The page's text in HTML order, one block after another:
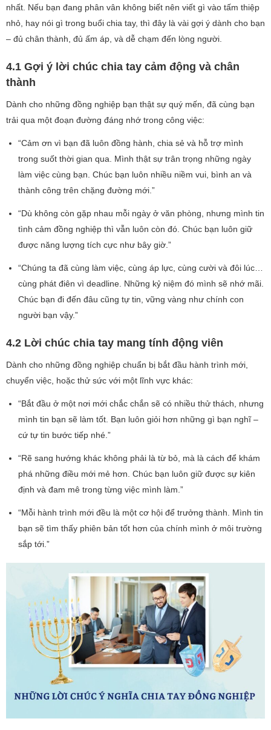
nhất. Nếu bạn đang phân vân không biết nên viết gì vào tấm thiệp
nhỏ, hay nói gì trong buổi chia tay, thì đây là vài gợi ý dành cho bạn
– đủ chân thành, đủ ấm áp, và dễ chạm đến lòng người.
4.1 Gợi ý lời chúc chia tay cảm động và chân
thành
Dành cho những đồng nghiệp bạn thật sự quý mến, đã cùng bạn
trải qua một đoạn đường đáng nhớ trong công việc:
“Cảm ơn vì bạn đã luôn đồng hành, chia sẻ và hỗ trợ mình
trong suốt thời gian qua. Mình thật sự trân trọng những ngày
làm việc cùng bạn. Chúc bạn luôn nhiều niềm vui, bình an và
thành công trên chặng đường mới.”
“Dù không còn gặp nhau mỗi ngày ở văn phòng, nhưng mình tin
tình cảm đồng nghiệp thì vẫn luôn còn đó. Chúc bạn luôn giữ
được năng lượng tích cực như bây giờ.”
“Chúng ta đã cùng làm việc, cùng áp lực, cùng cười và đôi lúc…
cùng phát điên vì deadline. Những kỷ niệm đó mình sẽ nhớ mãi.
Chúc bạn đi đến đâu cũng tự tin, vững vàng như chính con
người bạn vậy.”
4.2 Lời chúc chia tay mang tính động viên
Dành cho những đồng nghiệp chuẩn bị bắt đầu hành trình mới,
chuyển việc, hoặc thử sức với một lĩnh vực khác:
“Bắt đầu ở một nơi mới chắc chắn sẽ có nhiều thử thách, nhưng
mình tin bạn sẽ làm tốt. Bạn luôn giỏi hơn những gì bạn nghĩ –
cứ tự tin bước tiếp nhé.”
“Rẽ sang hướng khác không phải là từ bỏ, mà là cách để khám
phá những điều mới mẻ hơn. Chúc bạn luôn giữ được sự kiên
định và đam mê trong từng việc mình làm.”
“Mỗi hành trình mới đều là một cơ hội để trưởng thành. Mình tin
bạn sẽ tìm thấy phiên bản tốt hơn của chính mình ở môi trường
sắp tới.”